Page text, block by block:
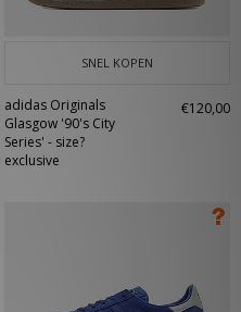
SNEL KOPEN
adidas Originals
Glasgow '90's City
Series' - size?
exclusive
€120,00